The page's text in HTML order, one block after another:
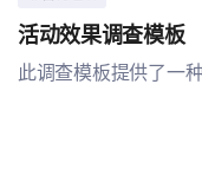
活动效果调查模板
此调查模板提供了一